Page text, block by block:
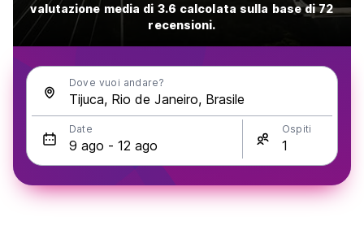
valutazione media di 3.6 calcolata sulla base di 72
recensioni.
Dove vuoi andare?
Date Ospiti